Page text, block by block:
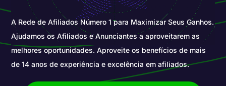
A Rede de Afiliados Número 1 para Maximizar Seus Ganhos.
Ajudamos os Afiliados e Anunciantes a aproveitarem as
melhores oportunidades. Aproveite os benefícios de mais
de 14 anos de experiência e excelência em afiliados.